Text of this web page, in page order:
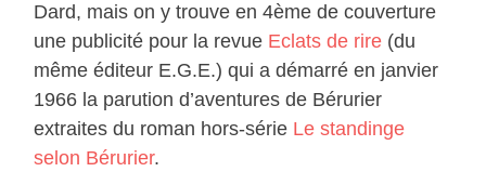
Dard, mais on y trouve en 4ème de couverture
une publicité pour la revue Eclats de rire (du
même éditeur E.G.E.) qui a démarré en janvier
1966 la parution d’aventures de Bérurier
extraites du roman hors-série Le standinge
selon Bérurier.